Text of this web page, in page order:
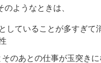
ようなときは、
していることが多すぎて
のあとの仕事が玉突き